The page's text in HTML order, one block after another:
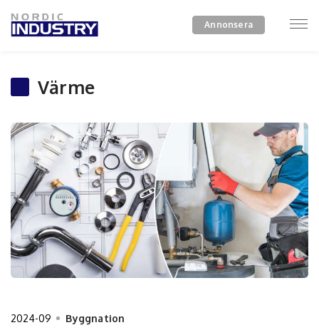
Annonsera
Värme
2024-09 Byggnation